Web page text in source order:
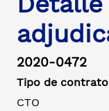
2020-0472
Tipo de
CTO